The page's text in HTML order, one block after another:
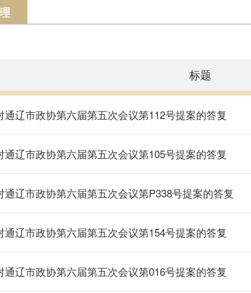
标题
通辽市政协第六届第五次会议第112号提案的答复
通辽市政协第六届第五次会议第105号提案的答复
通辽市政协第六届第五次会议第P338号提案的答复
通辽市政协第六届第五次会议第154号提案的答复
通辽市政协第六届第五次会议第016号提案的答复